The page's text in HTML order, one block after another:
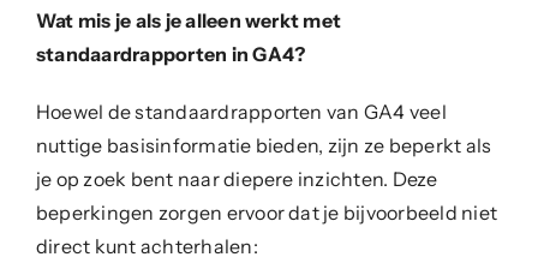
Wat mis je als je alleen werkt met
standaardrapporten in GA4?
Hoewel de standaardrapporten van GA4 veel
nuttige basisinformatie bieden, zijn ze beperkt als
je op zoek bent naar diepere inzichten. Deze
beperkingen zorgen ervoor dat je bijvoorbeeld niet
direct kunt achterhalen: